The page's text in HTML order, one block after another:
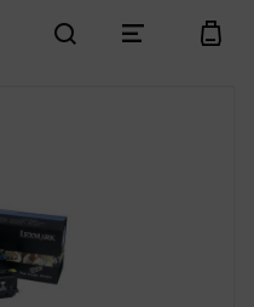
search menu cart